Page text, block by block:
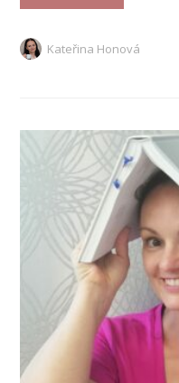
Kateřina Honová